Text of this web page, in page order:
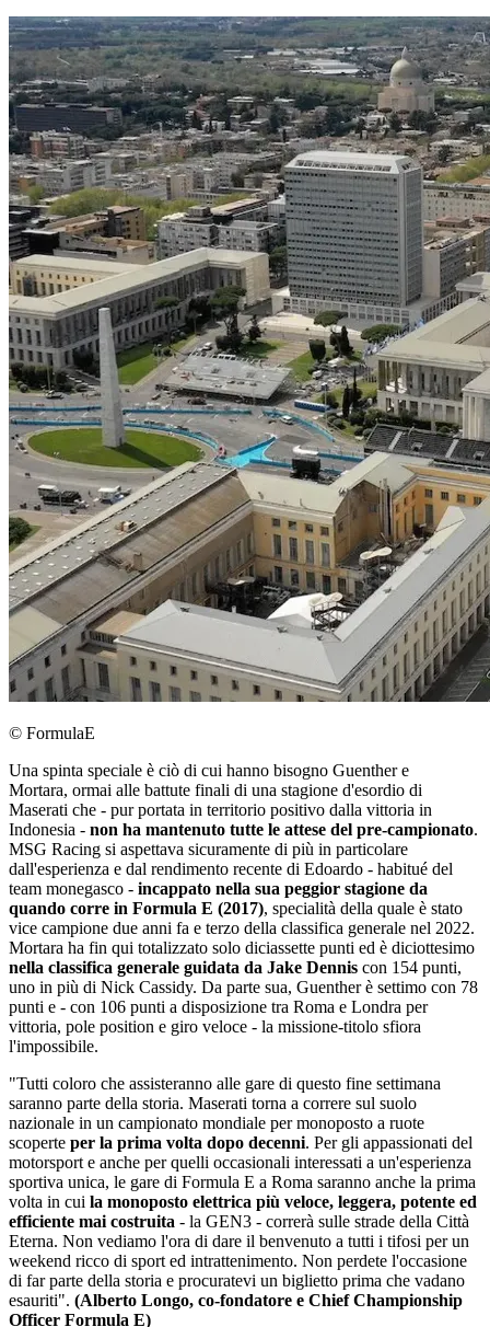
© FormulaE
Una spinta speciale è ciò di cui hanno bisogno Guenther e
Mortara, ormai alle battute finali di una stagione d'esordio di
Maserati che - pur portata in territorio positivo dalla vittoria in
Indonesia - non ha mantenuto tutte le attese del pre-campionato.
MSG Racing si aspettava sicuramente di più in particolare
dall'esperienza e dal rendimento recente di Edoardo - habitué del
team monegasco - incappato nella sua peggior stagione da
quando corre in Formula E (2017), specialità della quale è stato
vice campione due anni fa e terzo della classifica generale nel 2022.
Mortara ha fin qui totalizzato solo diciassette punti ed è diciottesimo
nella classifica generale guidata da Jake Dennis con 154 punti,
uno in più di Nick Cassidy. Da parte sua, Guenther è settimo con 78
punti e - con 106 punti a disposizione tra Roma e Londra per
vittoria, pole position e giro veloce - la missione-titolo sfiora
l'impossibile.
"Tutti coloro che assisteranno alle gare di questo fine settimana
saranno parte della storia. Maserati torna a correre sul suolo
nazionale in un campionato mondiale per monoposto a ruote
scoperte per la prima volta dopo decenni. Per gli appassionati del
motorsport e anche per quelli occasionali interessati a un'esperienza
sportiva unica, le gare di Formula E a Roma saranno anche la prima
volta in cui la monoposto elettrica più veloce, leggera, potente ed
efficiente mai costruita - la GEN3 - correrà sulle strade della Città
Eterna. Non vediamo l'ora di dare il benvenuto a tutti i tifosi per un
weekend ricco di sport ed intrattenimento. Non perdete l'occasione
di far parte della storia e procuratevi un biglietto prima che vadano
esauriti". (Alberto Longo, co-fondatore e Chief Championship
Officer Formula E)